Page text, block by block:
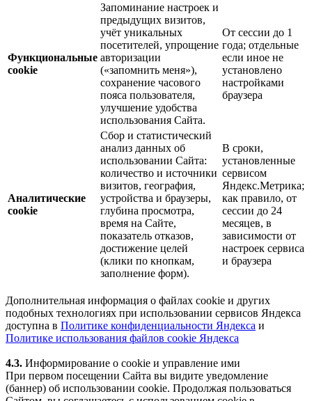
Функциональные
cookie
Запоминание настроек и
предыдущих визитов,
учёт уникальных
посетителей, упрощение
авторизации
(«запомнить меня»),
сохранение часового
пояса пользователя,
улучшение удобства
использования Сайта.
От сессии до 1
года; отдельные
если иное не
установлено
настройками
браузера
Аналитические
cookie
Сбор и статистический
анализ данных об
использовании Сайта:
количество и источники
визитов, география,
устройства и браузеры,
глубина просмотра,
время на Сайте,
показатель отказов,
достижение целей
(клики по кнопкам,
заполнение форм).
В сроки,
установленные
сервисом
Яндекс.Метрика;
как правило, от
сессии до 24
месяцев, в
зависимости от
настроек сервиса
и браузера
Дополнительная информация о файлах cookie и других
подобных технологиях при использовании сервисов Яндекса
доступна в Политике конфиденциальности Яндекса и
Политике использования файлов cookie Яндекса
4.3. Информирование о cookie и управление ими
При первом посещении Сайта вы видите уведомление
(баннер) об использовании cookie. Продолжая пользоваться